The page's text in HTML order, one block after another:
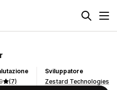
(7)
Sviluppatore
Zestard Technologies